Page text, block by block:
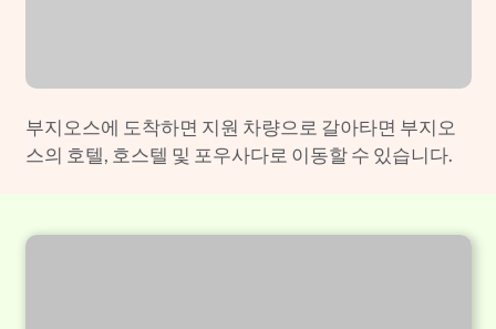
부지오스에 도착하면 지원 차량으로 갈아타면 부지오
스의 호텔, 호스텔 및 포우사다로 이동할 수 있습니다.